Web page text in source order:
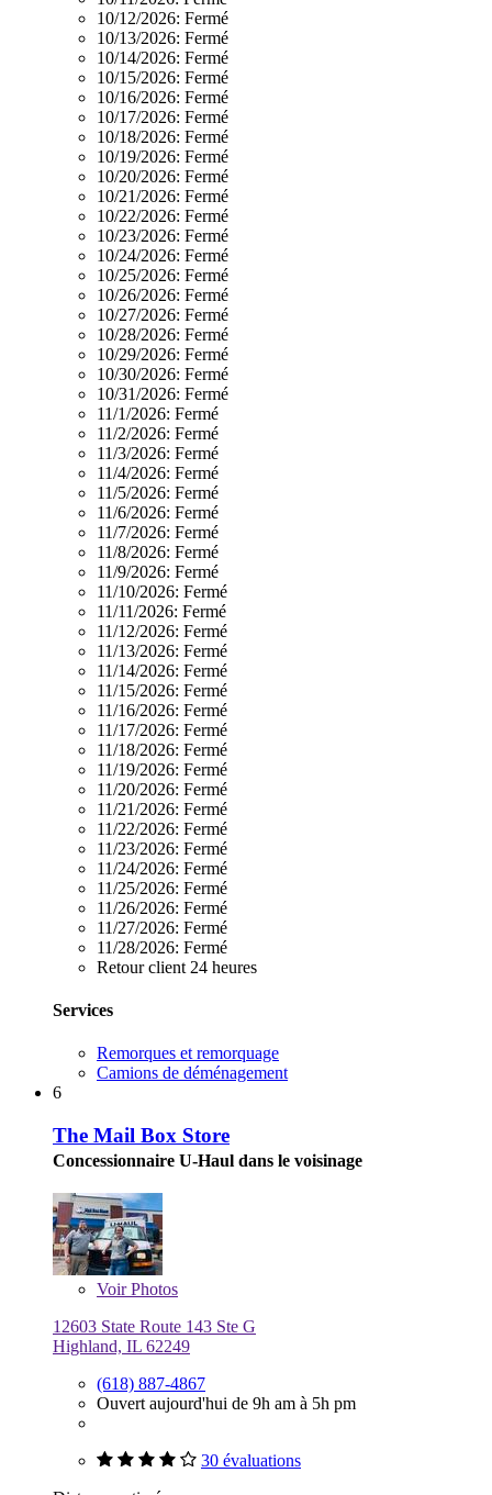
10/12/2026: Fermé
10/13/2026: Fermé
10/14/2026: Fermé
10/15/2026: Fermé
10/16/2026: Fermé
10/17/2026: Fermé
10/18/2026: Fermé
10/19/2026: Fermé
10/20/2026: Fermé
10/21/2026: Fermé
10/22/2026: Fermé
10/23/2026: Fermé
10/24/2026: Fermé
10/25/2026: Fermé
10/26/2026: Fermé
10/27/2026: Fermé
10/28/2026: Fermé
10/29/2026: Fermé
10/30/2026: Fermé
10/31/2026: Fermé
11/1/2026: Fermé
11/2/2026: Fermé
11/3/2026: Fermé
11/4/2026: Fermé
11/5/2026: Fermé
11/6/2026: Fermé
11/7/2026: Fermé
11/8/2026: Fermé
11/9/2026: Fermé
11/10/2026: Fermé
11/11/2026: Fermé
11/12/2026: Fermé
11/13/2026: Fermé
11/14/2026: Fermé
11/15/2026: Fermé
11/16/2026: Fermé
11/17/2026: Fermé
11/18/2026: Fermé
11/19/2026: Fermé
11/20/2026: Fermé
11/21/2026: Fermé
11/22/2026: Fermé
11/23/2026: Fermé
11/24/2026: Fermé
11/25/2026: Fermé
11/26/2026: Fermé
11/27/2026: Fermé
11/28/2026: Fermé
Retour client 24 heures
Services
Remorques et remorquage
Camions de déménagement
6
The Mail Box Store
Concessionnaire U-Haul dans le voisinage
VoirPhotos
12603 State Route 143 Ste G
Highland, IL 62249
(618) 887-4867
Ouvert aujourd'hui de 9h am à 5h pm
30 évaluations